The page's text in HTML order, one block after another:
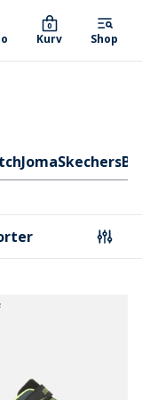
Kurv
0
Shop
JomaSkechers